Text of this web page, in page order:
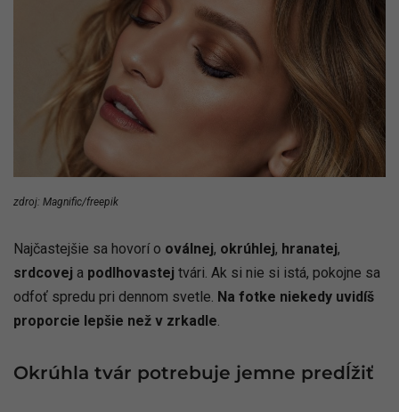
zdroj: Magnific/freepik
Najčastejšie sa hovorí o oválnej, okrúhlej, hranatej,
srdcovej a podlhovastej tvári. Ak si nie si istá, pokojne sa
odfoť spredu pri dennom svetle. Na fotke niekedy uvidíš
proporcie lepšie než v zrkadle.
Okrúhla tvár potrebuje jemne predĺžiť